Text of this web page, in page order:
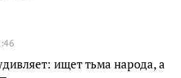
ищет тьма народа, а